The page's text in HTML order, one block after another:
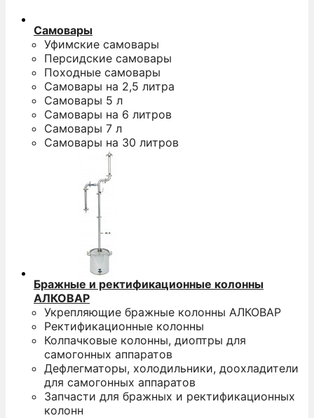
Самовары
Уфимские самовары
Персидские самовары
Походные самовары
Самовары на 2,5 литра
Самовары 5 л
Самовары на 6 литров
Самовары 7 л
Самовары на 30 литров
Бражные и ректификационные колонны
АЛКОВАР
Укрепляющие бражные колонны АЛКОВАР
Ректификационные колонны
Колпачковые колонны, диоптры для
самогонных аппаратов
Дефлегматоры, холодильники, доохладители
для самогонных аппаратов
Запчасти для бражных и ректификационных
колонн